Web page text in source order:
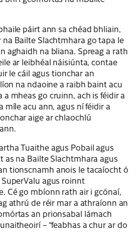
páirt ann sa chéad bhliain,
Bailte Slachtmhara go tapa le
aghaidh na bliana. Spreag a rath
ar leibhéal náisiúnta, contae
le cáil agus tionchar an
na ndaoine a raibh baint acu
a mheas go cruinn, ach is féidir a
míle acu ann, agus ní féidir a
aige ar chlaochlú
Tuaithe agus Pobail agus
as na Bailte Slachtmhara agus
tionscnamh anois le tacaíocht ó
agus roinnt
Cé go mbíonn rath air i gcónaí,
athrú de réir mar a athraíonn an
an prionsabal lárnach
– “feabhas a chur ar do